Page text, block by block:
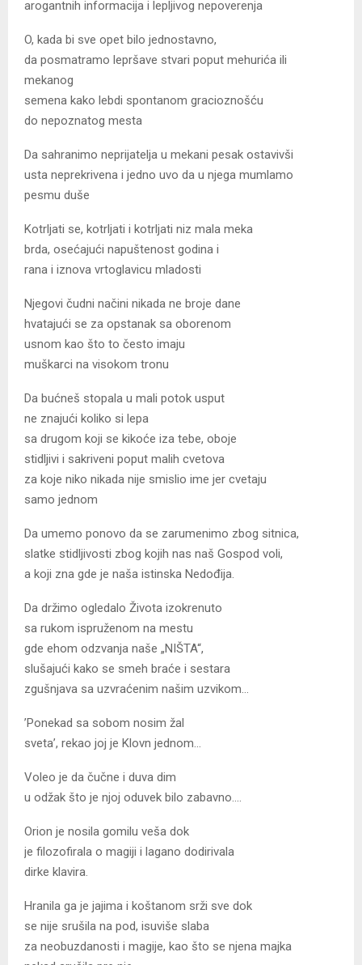
arogantnih informacija i lepljivog nepoverenja
O, kada bi sve opet bilo jednostavno,
da posmatramo lepršave stvari poput mehurića ili
mekanog
semena kako lebdi spontanom gracioznošću
do nepoznatog mesta
Da sahranimo neprijatelja u mekani pesak ostavivši
usta neprekrivena i jedno uvo da u njega mumlamo
pesmu duše
Kotrljati se, kotrljati i kotrljati niz mala meka
brda, osećajući napuštenost godina i
rana i iznova vrtoglavicu mladosti
Njegovi čudni načini nikada ne broje dane
hvatajući se za opstanak sa oborenom
usnom kao što to često imaju
muškarci na visokom tronu
Da bućneš stopala u mali potok usput
ne znajući koliko si lepa
sa drugom koji se kikoće iza tebe, oboje
stidljivi i sakriveni poput malih cvetova
za koje niko nikada nije smislio ime jer cvetaju
samo jednom
Da umemo ponovo da se zarumenimo zbog sitnica,
slatke stidljivosti zbog kojih nas naš Gospod voli,
a koji zna gde je naša istinska Nedođija.
Da držimo ogledalo Života izokrenuto
sa rukom ispruženom na mestu
gde ehom odzvanja naše „NIŠTA“,
slušajući kako se smeh braće i sestara
zgušnjava sa uzvraćenim našim uzvikom…
’Ponekad sa sobom nosim žal
sveta’, rekao joj je Klovn jednom…
Voleo je da čučne i duva dim
u odžak što je njoj oduvek bilo zabavno….
Orion je nosila gomilu veša dok
je filozofirala o magiji i lagano dodirivala
dirke klavira.
Hranila ga je jajima i koštanom srži sve dok
se nije srušila na pod, isuviše slaba
za neobuzdanosti i magije, kao što se njena majka